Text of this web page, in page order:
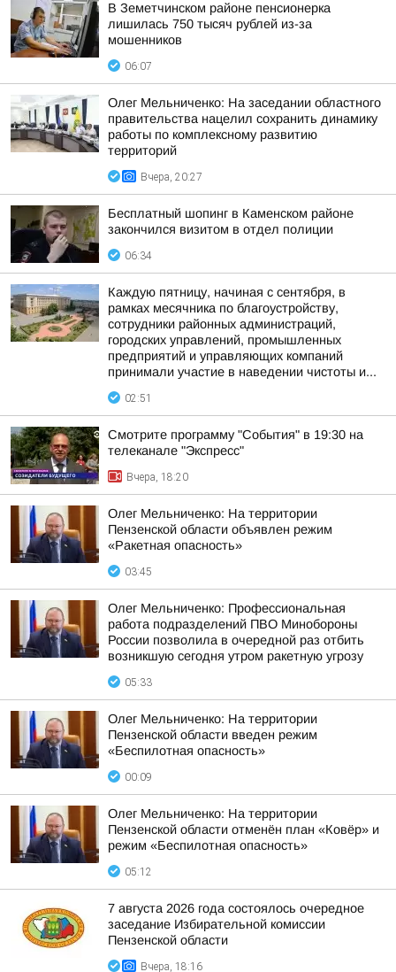
В Земетчинском районе пенсионерка
лишилась 750 тысяч рублей из-за
мошенников
06:07
Олег Мельниченко: На заседании областного
правительства нацелил сохранить динамику
работы по комплексному развитию
территорий
Вчера, 20:27
Бесплатный шопинг в Каменском районе
закончился визитом в отдел полиции
06:34
Каждую пятницу, начиная с сентября, в
рамках месячника по благоустройству,
сотрудники районных администраций,
городских управлений, промышленных
предприятий и управляющих компаний
принимали участие в наведении чистоты и...
02:51
Смотрите программу "События" в 19:30 на
телеканале "Экспресс"
Вчера, 18:20
Олег Мельниченко: На территории
Пензенской области объявлен режим
«Ракетная опасность»
03:45
Олег Мельниченко: Профессиональная
работа подразделений ПВО Минобороны
России позволила в очередной раз отбить
возникшую сегодня утром ракетную угрозу
05:33
Олег Мельниченко: На территории
Пензенской области введен режим
«Беспилотная опасность»
00:09
Олег Мельниченко: На территории
Пензенской области отменён план «Ковёр» и
режим «Беспилотная опасность»
05:12
7 августа 2026 года состоялось очередное
заседание Избирательной комиссии
Пензенской области
Вчера, 18:16